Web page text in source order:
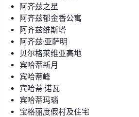
阿齐兹之星
阿齐兹郁金香公寓
阿齐兹维斯塔
阿齐兹·亚萨明
贝尔格莱维亚高地
宾哈蒂新月
宾哈蒂峰
宾哈蒂·诺瓦
宾哈蒂玛瑙
宝格丽度假村及住宅